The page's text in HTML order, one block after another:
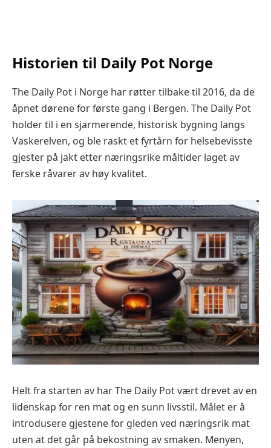
Historien til Daily Pot Norge
The Daily Pot i Norge har røtter tilbake til 2016, da de
åpnet dørene for første gang i Bergen. The Daily Pot
holder til i en sjarmerende, historisk bygning langs
Vaskerelven, og ble raskt et fyrtårn for helsebevisste
gjester på jakt etter næringsrike måltider laget av
ferske råvarer av høy kvalitet.
Helt fra starten av har The Daily Pot vært drevet av en
lidenskap for ren mat og en sunn livsstil. Målet er å
introdusere gjestene for gleden ved næringsrik mat
uten at det går på bekostning av smaken. Menyen,